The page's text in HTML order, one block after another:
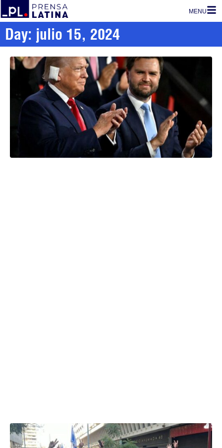
MENU
Day: julio 15, 2024